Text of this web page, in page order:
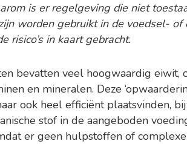
is er regelgeving die niet
worden gebruikt in de voedsel- of
risico’s in kaart gebracht.
bevatten veel hoogwaardig eiwit,
en mineralen. Deze
ook heel efficiënt plaatsvinden,
stof in de aangeboden
er geen hulpstoffen of